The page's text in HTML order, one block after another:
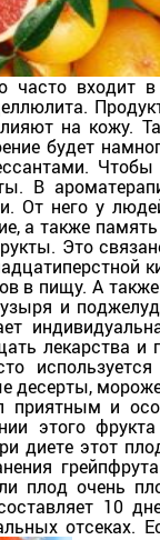
часто входит
на кожу.
будет
Чтобы
В
От него у
а также
Это
в пищу. А
и
лекарства и
десерты,
и
этого
диете этот
плод очень
10
отсеках.